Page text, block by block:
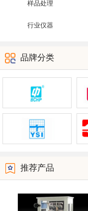
样品处理
行业仪器
品牌分类
推荐产品